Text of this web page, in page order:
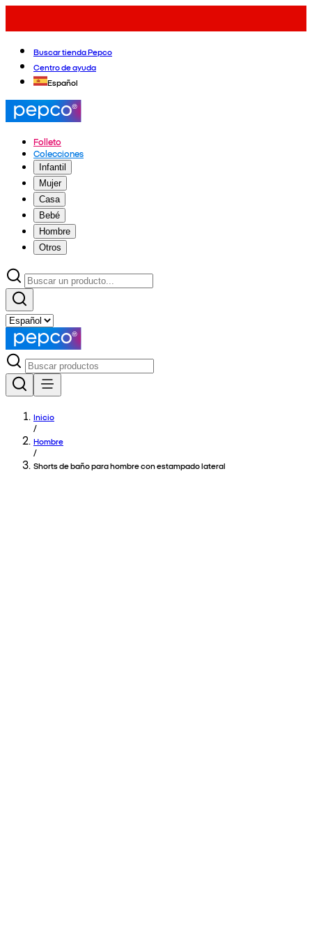
Buscar tienda Pepco
Centro de ayuda
Español
Folleto
Colecciones
Infantil
Mujer
Casa
Bebé
Hombre
Otros
Inicio
/
Hombre
/
Shorts de baño para hombre con estampado lateral